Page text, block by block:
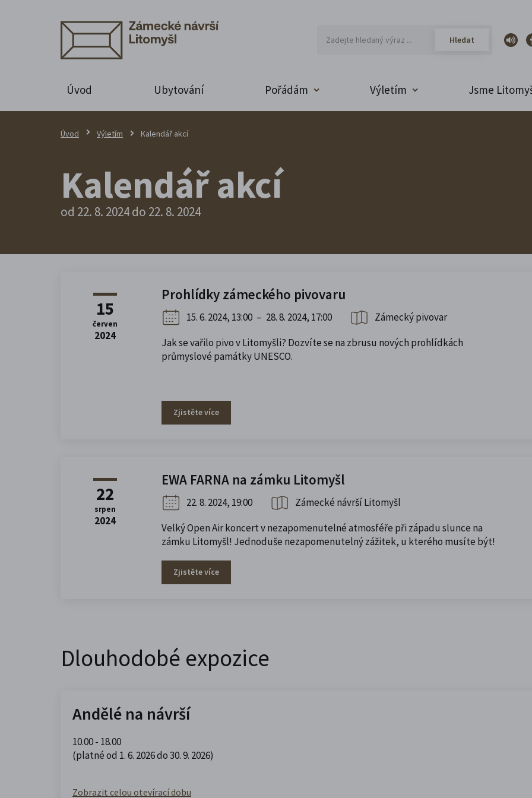
Úvod Ubytování Pořádám Výletím Jsme
Úvod Výletím Kalendář akcí
Kalendář akcí
od 22. 8. 2024 do 22. 8. 2024
15
červen
2024
Prohlídky zámeckého pivovaru
15. 6. 2024, 13:00 – 28. 8. 2024, 17:00
Zámecký pivovar
Jak se vařilo pivo v Litomyšli? Dozvíte se na zbrusu nových prohlídkách
průmyslové památky UNESCO.
Zjistěte více
22
srpen
2024
EWA FARNA na zámku Litomyšl
22. 8. 2024, 19:00
Zámecké návrší Litomyšl
Velký Open Air koncert v nezapomenutelné atmosféře při západu slunce na
zámku Litomyšl! Jednoduše nezapomenutelný zážitek, u kterého musíte být!
Zjistěte více
Dlouhodobé expozice
Andělé na návrší
10.00 - 18.00
(platné od 1. 6. 2026 do 30. 9. 2026)
Zobrazit celou otevírací dobu